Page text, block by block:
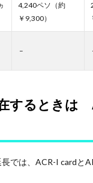
4,240ペソ（約
￥9,300）
–
するときは
では、ACR-I cardと